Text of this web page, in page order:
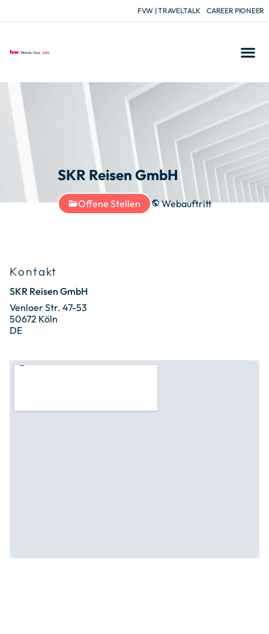
FVW | TRAVELTALK CAREER PIONEER
SKR Reisen GmbH
Offene Stellen Webauftritt
Kontakt
SKR Reisen GmbH
Venloer Str. 47-53
50672 Köln
DE